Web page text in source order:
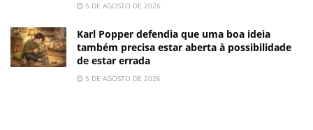
5 DE AGOSTO DE 2026
Karl Popper defendia que uma boa ideia
também precisa estar aberta à possibilidade
de estar errada
5 DE AGOSTO DE 2026